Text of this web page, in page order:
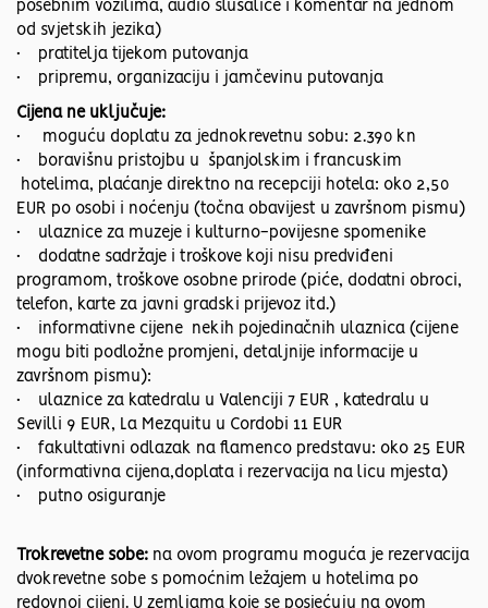
posebnim vozilima, audio slušalice i komentar na jednom
od svjetskih jezika)
• pratitelja tijekom putovanja
• pripremu, organizaciju i jamčevinu putovanja
Cijena ne uključuje:
• moguću doplatu za jednokrevetnu sobu: 2.390 kn
• boravišnu pristojbu u španjolskim i francuskim
hotelima, plaćanje direktno na recepciji hotela: oko 2,50
EUR po osobi i noćenju (točna obavijest u završnom pismu)
• ulaznice za muzeje i kulturno-povijesne spomenike
• dodatne sadržaje i troškove koji nisu predviđeni
programom, troškove osobne prirode (piće, dodatni obroci,
telefon, karte za javni gradski prijevoz itd.)
• informativne cijene nekih pojedinačnih ulaznica (cijene
mogu biti podložne promjeni, detaljnije informacije u
završnom pismu):
• ulaznice za katedralu u Valenciji 7 EUR , katedralu u
Sevilli 9 EUR, La Mezquitu u Cordobi 11 EUR
• fakultativni odlazak na flamenco predstavu: oko 25 EUR
(informativna cijena,doplata i rezervacija na licu mjesta)
• putno osiguranje
Trokrevetne sobe: na ovom programu moguća je rezervacija
dvokrevetne sobe s pomoćnim ležajem u hotelima po
redovnoj cijeni. U zemljama koje se posjećuju na ovom